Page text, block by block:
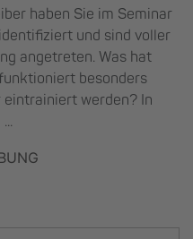
haben Sie im Seminar
und sind voller
angetreten. Was hat
besonders
eintrainiert werden? In